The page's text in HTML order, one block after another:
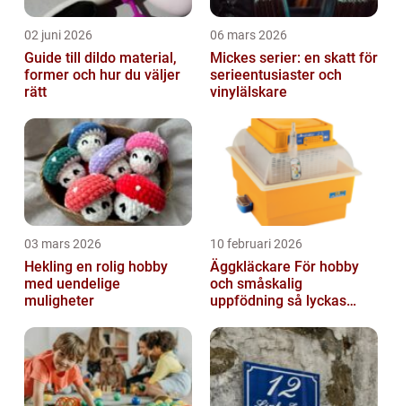
02 juni 2026
Guide till dildo material,
former och hur du väljer
rätt
06 mars 2026
Mickes serier: en skatt för
serieentusiaster och
vinylälskare
03 mars 2026
Hekling en rolig hobby
med uendelige
muligheter
10 februari 2026
Äggkläckare För hobby
och småskalig
uppfödning så lyckas